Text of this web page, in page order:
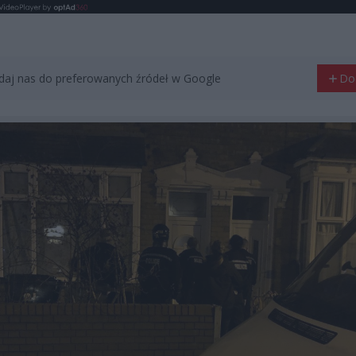
nas do preferowanych źródeł w Google